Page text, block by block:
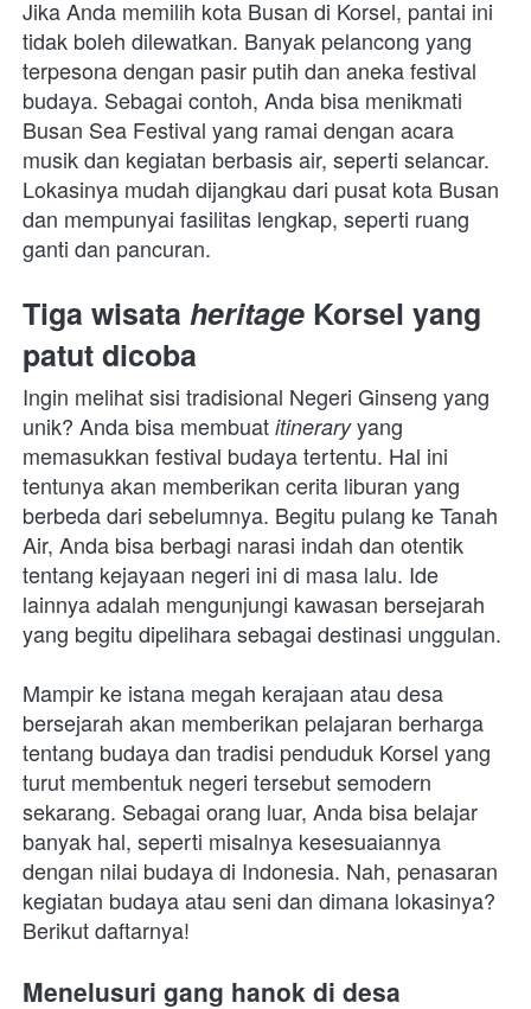
Jika Anda memilih kota Busan di Korsel, pantai ini
tidak boleh dilewatkan. Banyak pelancong yang
terpesona dengan pasir putih dan aneka festival
budaya. Sebagai contoh, Anda bisa menikmati
Busan Sea Festival yang ramai dengan acara
musik dan kegiatan berbasis air, seperti selancar.
Lokasinya mudah dijangkau dari pusat kota Busan
dan mempunyai fasilitas lengkap, seperti ruang
ganti dan pancuran.
Tiga wisata heritage Korsel yang
patut dicoba
Ingin melihat sisi tradisional Negeri Ginseng yang
unik? Anda bisa membuat itinerary yang
memasukkan festival budaya tertentu. Hal ini
tentunya akan memberikan cerita liburan yang
berbeda dari sebelumnya. Begitu pulang ke Tanah
Air, Anda bisa berbagi narasi indah dan otentik
tentang kejayaan negeri ini di masa lalu. Ide
lainnya adalah mengunjungi kawasan bersejarah
yang begitu dipelihara sebagai destinasi unggulan.
Mampir ke istana megah kerajaan atau desa
bersejarah akan memberikan pelajaran berharga
tentang budaya dan tradisi penduduk Korsel yang
turut membentuk negeri tersebut semodern
sekarang. Sebagai orang luar, Anda bisa belajar
banyak hal, seperti misalnya kesesuaiannya
dengan nilai budaya di Indonesia. Nah, penasaran
kegiatan budaya atau seni dan dimana lokasinya?
Berikut daftarnya!
Menelusuri gang hanok di desa